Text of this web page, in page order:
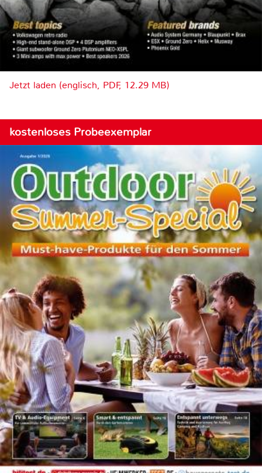
Jetzt laden (englisch, PDF, 12.29 MB)
kostenloses Probeexemplar